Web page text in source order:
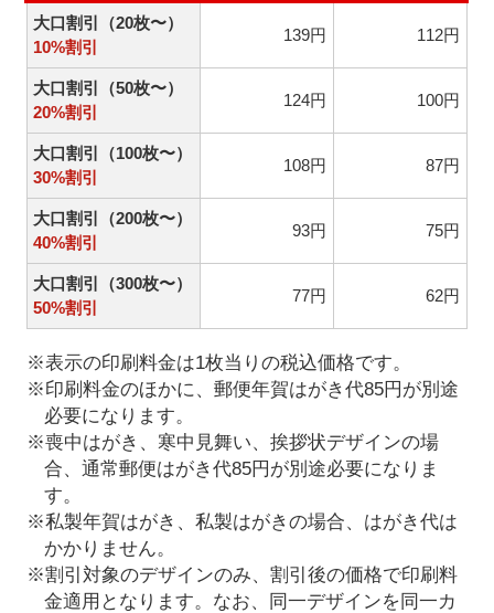
大口割引（20枚〜）
10%割引
139円 112円
大口割引（50枚〜）
20%割引
124円 100円
大口割引（100枚〜）
30%割引
108円 87円
大口割引（200枚〜）
40%割引
93円 75円
大口割引（300枚〜）
50%割引
77円 62円
※表示の印刷料金は1枚当りの税込価格です。
※印刷料金のほかに、郵便年賀はがき代85円が別途
必要になります。
※喪中はがき、寒中見舞い、挨拶状デザインの場
合、通常郵便はがき代85円が別途必要になりま
す。
※私製年賀はがき、私製はがきの場合、はがき代は
かかりません。
※割引対象のデザインのみ、割引後の価格で印刷料
金適用となります。なお、同一デザインを同一カ